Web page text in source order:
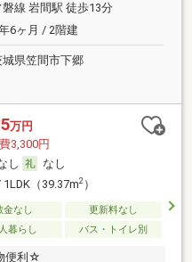
磐線 岩間駅 徒歩13分
6ヶ月 / 2階建
城県笠間市下郷
万円
3,300円
し
なし
1LDK（39.37m2）
金なし
更新料なし
暮らし バス・トイレ別
便利☆